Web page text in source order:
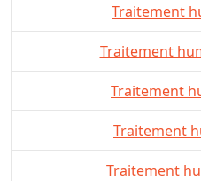
Traitement
Traitement
Traitement
Traitement
Traitement